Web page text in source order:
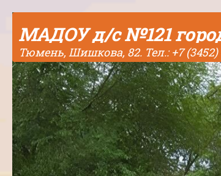
МАДОУ д/с №121
Тюмень, Шишкова, 82. Тел.: +7 (3452)